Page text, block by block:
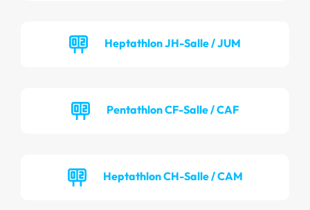
Heptathlon JH-Salle / JUM
Pentathlon CF-Salle / CAF
Heptathlon CH-Salle / CAM